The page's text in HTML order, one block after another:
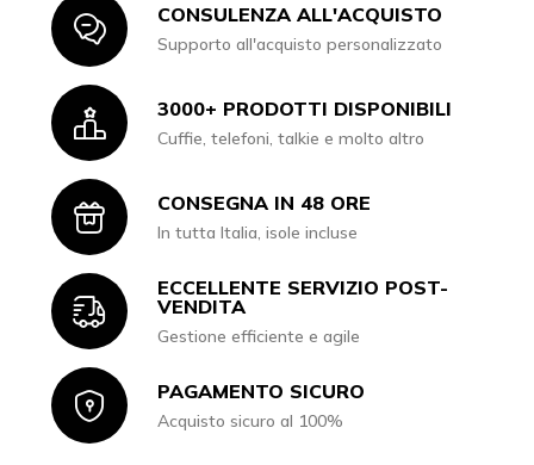
IconCONSULENZA ALL'ACQUISTO
Supporto all'acquisto personalizzato
Icon3000+ PRODOTTI DISPONIBILI
Cuffie, telefoni, talkie e molto altro
IconCONSEGNA IN 48 ORE
In tutta Italia, isole incluse
Icon
ECCELLENTE SERVIZIO POST-
VENDITA
Gestione efficiente e agile
IconPAGAMENTO SICURO
Acquisto sicuro al 100%